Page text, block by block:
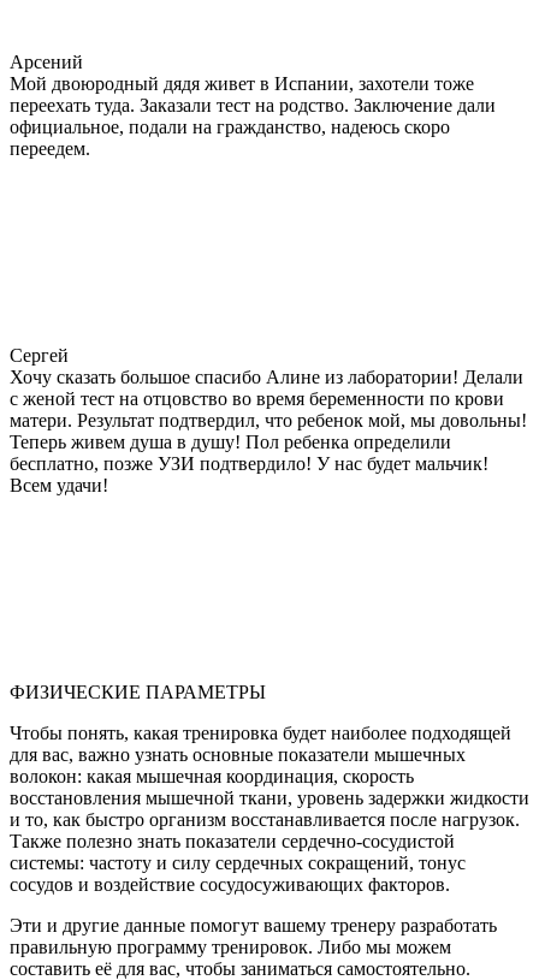
Арсений
Мой двоюродный дядя живет в Испании, захотели тоже
переехать туда. Заказали тест на родство. Заключение дали
официальное, подали на гражданство, надеюсь скоро
переедем.
Сергей
Хочу сказать большое спасибо Алине из лаборатории! Делали
с женой тест на отцовство во время беременности по крови
матери. Результат подтвердил, что ребенок мой, мы довольны!
Теперь живем душа в душу! Пол ребенка определили
бесплатно, позже УЗИ подтвердило! У нас будет мальчик!
Всем удачи!
ФИЗИЧЕСКИЕ ПАРАМЕТРЫ
Чтобы понять, какая тренировка будет наиболее подходящей
для вас, важно узнать основные показатели мышечных
волокон: какая мышечная координация, скорость
восстановления мышечной ткани, уровень задержки жидкости
и то, как быстро организм восстанавливается после нагрузок.
Также полезно знать показатели сердечно-сосудистой
системы: частоту и силу сердечных сокращений, тонус
сосудов и воздействие сосудосуживающих факторов.
Эти и другие данные помогут вашему тренеру разработать
правильную программу тренировок. Либо мы можем
составить её для вас, чтобы заниматься самостоятельно.